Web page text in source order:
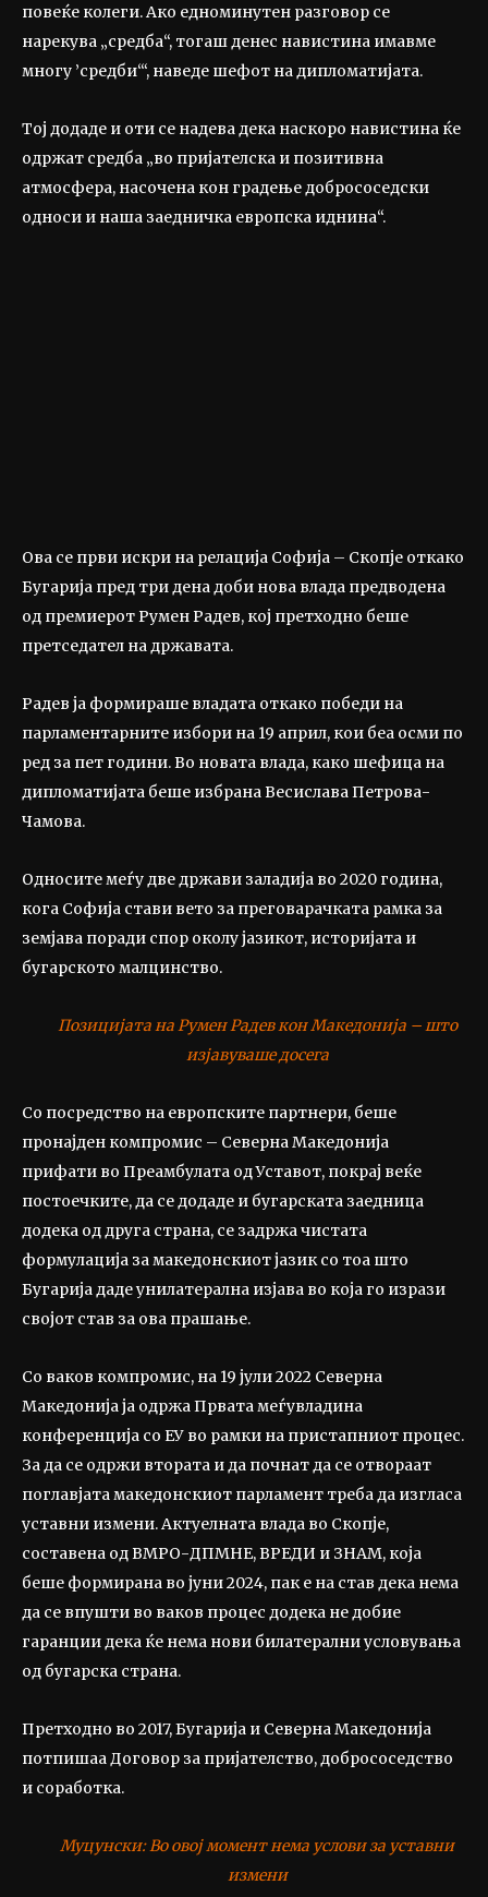
повеќе колеги. Ако едноминутен разговор се
нарекува „средба“, тогаш денес навистина имавме
многу ’средби‘“, наведе шефот на дипломатијата.
Тој додаде и оти се надева дека наскоро навистина ќе
одржат средба „во пријателска и позитивна
атмосфера, насочена кон градење добрососедски
односи и наша заедничка европска иднина“.
Ова се први искри на релација Софија – Скопје откако
Бугарија пред три дена доби нова влада предводена
од премиерот Румен Радев, кој претходно беше
претседател на државата.
Радев ја формираше владата откако победи на
парламентарните избори на 19 април, кои беа осми по
ред за пет години. Во новата влада, како шефица на
дипломатијата беше избрана Весислава Петрова-
Чамова.
Односите меѓу две држави заладија во 2020 година,
кога Софија стави вето за преговарачката рамка за
земјава поради спор околу јазикот, историјата и
бугарското малцинство.
Позицијата на Румен Радев кон Македонија – што
изјавуваше досега
Со посредство на европските партнери, беше
пронајден компромис – Северна Македонија
прифати во Преамбулата од Уставот, покрај веќе
постоечките, да се додаде и бугарската заедница
додека од друга страна, се задржа чистата
формулација за македонскиот јазик со тоа што
Бугарија даде унилатерална изјава во која го изрази
својот став за ова прашање.
Со ваков компромис, на 19 јули 2022 Северна
Македонија ја одржа Првата меѓувладина
конференција со ЕУ во рамки на пристапниот процес.
За да се одржи втората и да почнат да се отвораат
поглавјата македонскиот парламент треба да изгласа
уставни измени. Актуелната влада во Скопје,
составена од ВМРО-ДПМНЕ, ВРЕДИ и ЗНАМ, која
беше формирана во јуни 2024, пак е на став дека нема
да се впушти во ваков процес додека не добие
гаранции дека ќе нема нови билатерални условувања
од бугарска страна.
Претходно во 2017, Бугарија и Северна Македонија
потпишаа Договор за пријателство, добрососедство
и соработка.
Муцунски: Во овој момент нема услови за уставни
измени